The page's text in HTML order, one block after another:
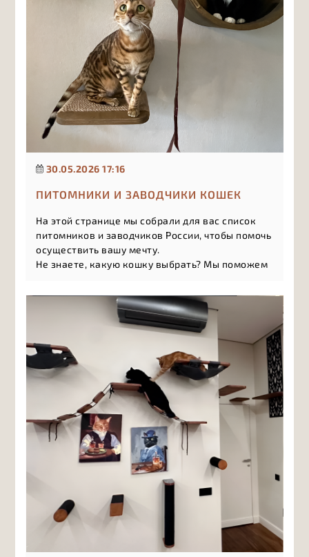
30.05.2026 17:16
ПИТОМНИКИ И ЗАВОДЧИКИ КОШЕК
На этой странице мы собрали для вас список
питомников и заводчиков России, чтобы помочь
осуществить вашу мечту.
Не знаете, какую кошку выбрать? Мы поможем
что подойдёт именно вам: активные и игривые
асковые компаньоны, независимые
ипоаллергенные кошки